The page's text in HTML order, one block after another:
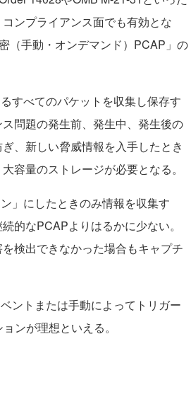
ンプライアンス面でも有効とな
（手動・オンデマンド）PCAP」の
すべてのパケットを収集し保存す
問題の発生前、発生中、発生後の
、新しい脅威情報を入手したとき
容量のストレージが必要となる。
」にしたときのみ情報を収集す
的なPCAPよりはるかに少ない。
検出できなかった場合もキャプチ
ントまたは手動によってトリガー
ンが理想といえる。